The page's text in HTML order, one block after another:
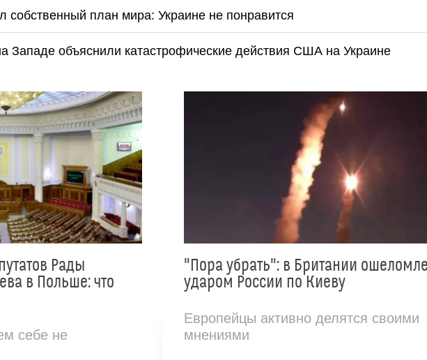
собственный план мира: Украине не понравится
Западе объяснили катастрофические действия США на Украине
Рады
в Польше: что
себе не
"Пора убрать": в Британии
ударом России по Киеву
Европейцы активно делятся своими
мнениями